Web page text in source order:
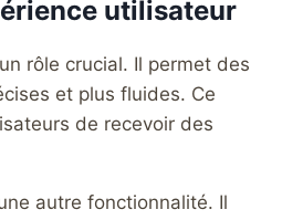
utilisateur
rôle crucial. Il permet des
et plus fluides. Ce
de recevoir des
autre fonctionnalité. Il